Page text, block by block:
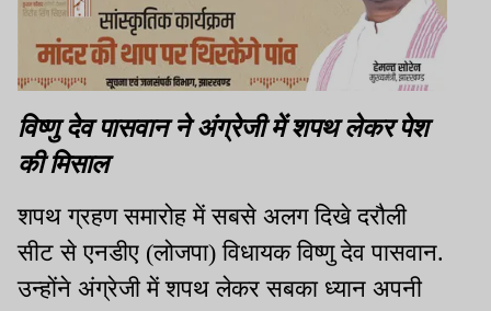
विष्णु देव पासवान ने अंग्रेजी में शपथ लेकर पेश
की मिसाल
शपथ ग्रहण समारोह में सबसे अलग दिखे दरौली
सीट से एनडीए (लोजपा) विधायक विष्णु देव पासवान.
उन्होंने अंग्रेजी में शपथ लेकर सबका ध्यान अपनी